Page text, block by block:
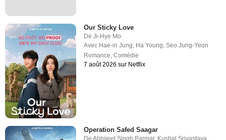
Our Sticky Love
DeJi-Hye Mo
Avec Hae-in Jung Ha Young ,Seo Jung-Yeon
Romance ,Comédie
7 août 2026 sur Netflix
Operation Safed Saagar
DeAbhijeet Singh Parmar, Kushal Srivastava